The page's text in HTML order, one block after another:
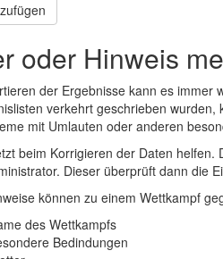
oder Hinweis
der Ergebnisse kann es
verkehrt geschrieben
mit Umlauten oder anderen
beim Korrigieren der Daten
Dieser überprüft dann die
können zu einem Wettkampf
des Wettkampfs
Bedindungen